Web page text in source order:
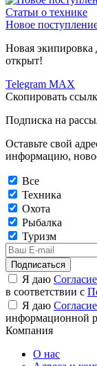
Статьи о технике
Новое
Новая экипировка
открыт!
Telegram MAX
Скопировать
Подписка на
Оставьте свой
информацию,
Все
Техника
Охота
Рыбалка
Туризм
Подписаться
Я даю Согласие
в соответствии с
Я даю Согласие
информационной
Компания
О нас